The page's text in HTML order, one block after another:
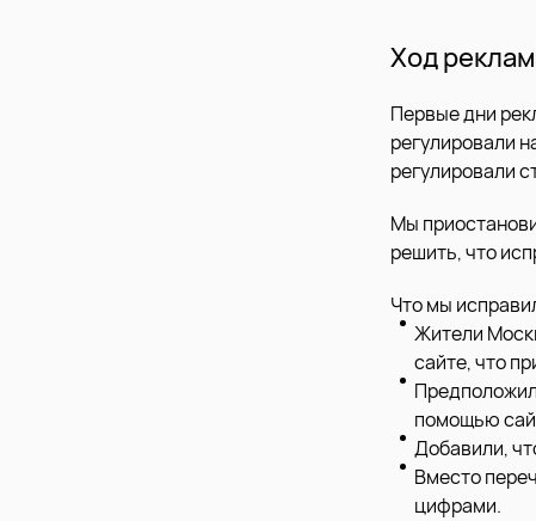
Ход
Первые дни
регулировали
регулировали
Мы
решить, что
Что мы
Жители
сайте, что
помощью
Добавили,
Вместо
цифрами.